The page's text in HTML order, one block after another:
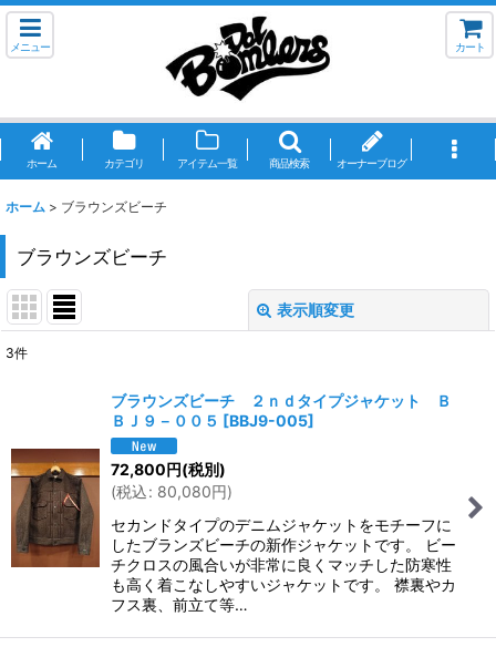
メニュー カート
ホーム カテゴリ アイテム一覧 商品検索 オーナーブログ
ホーム > ブラウンズビーチ
ブラウンズビーチ
表示順変更
並び順:
絞り込む
3件
ブラウンズビーチ ２ｎｄタイプジャケット Ｂ
ＢＪ９－００５ [BBJ9-005]
72,800円(税別)
(税込: 80,080円)
セカンドタイプのデニムジャケットをモチーフに
したブランズビーチの新作ジャケットです。 ビー
チクロスの風合いが非常に良くマッチした防寒性
も高く着こなしやすいジャケットです。 襟裏やカ
フス裏、前立て等…